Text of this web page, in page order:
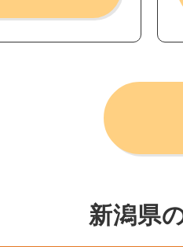
新潟県